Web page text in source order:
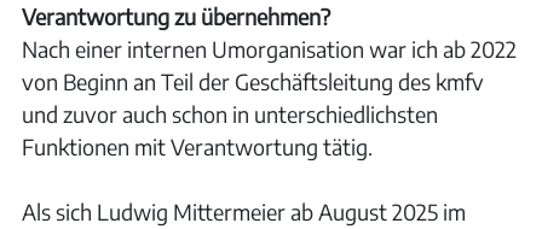
Verantwortung zu übernehmen?
Nach einer internen Umorganisation war ich ab 2022
von Beginn an Teil der Geschäftsleitung des kmfv
und zuvor auch schon in unterschiedlichsten
Funktionen mit Verantwortung tätig.
Als sich Ludwig Mittermeier ab August 2025 im